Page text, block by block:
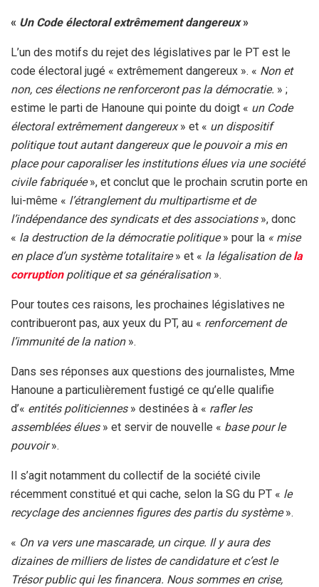
« Un Code électoral extrêmement dangereux»
L’un des motifs du rejet des législatives par le PT est le
code électoral jugé « extrêmement dangereux ». « Non et
non, ces élections ne renforceront pas la démocratie. » ;
estime le parti de Hanoune qui pointe du doigt « un Code
électoral extrêmement dangereux» et « un dispositif
politique tout autant dangereux que le pouvoir a mis en
place pour caporaliser les institutions élues via une société
civile fabriquée», et conclut que le prochain scrutin porte en
lui-même « l’étranglement du multipartisme et de
l’indépendance des syndicats et des associations », donc
« la destruction de la démocratie politique» pour la « mise
en place d’un système totalitaire» et « la légalisation dela
corruptionpolitique et sa généralisation ».
Pour toutes ces raisons, les prochaines législatives ne
contribueront pas, aux yeux du PT, au « renforcement de
l’immunité de la nation».
Dans ses réponses aux questions des journalistes, Mme
Hanoune a particulièrement fustigé ce qu’elle qualifie
d’« entités politiciennes » destinées à « rafler les
assemblées élues» et servir de nouvelle « base pour le
pouvoir».
Il s’agit notamment du collectif de la société civile
récemment constitué et qui cache, selon la SG du PT « le
recyclage des anciennes figures des partis du système».
« On va vers une mascarade, un cirque. Il y aura des
dizaines de milliers de listes de candidature et c’est le
Trésor public qui les financera. Nous sommes en crise,